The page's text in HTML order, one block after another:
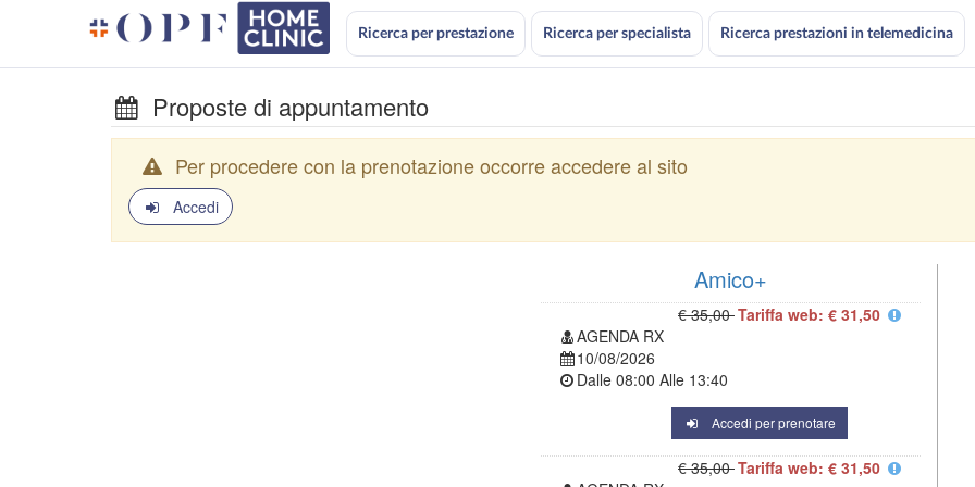
Ricerca per prestazione Ricerca per specialista Ricerca prestazioni in telemedicina
Proposte di appuntamento
Per procedere con la prenotazione occorre accedere al sito
Accedi
Amico+
€ 35,00Tariffa web: € 31,50
AGENDA RX
10/08/2026
Dalle 08:00 Alle 13:40
Accedi per prenotare
€ 35,00Tariffa web: € 31,50